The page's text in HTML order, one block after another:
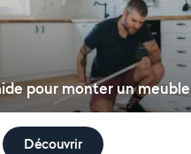
pour monter un meuble
Découvrir